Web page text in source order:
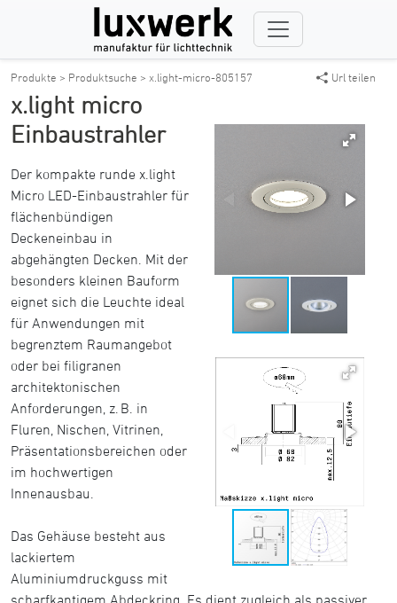
Produkte > Produktsuche > x.light-micro-805157 Url teilen
x.light micro
Einbaustrahler
Der kompakte runde x.light
Micro LED-Einbaustrahler für
flächenbündigen
Deckeneinbau in
abgehängten Decken. Mit der
besonders kleinen Bauform
eignet sich die Leuchte ideal
für Anwendungen mit
begrenztem Raumangebot
oder bei filigranen
architektonischen
Anforderungen, z. B. in
Fluren, Nischen, Vitrinen,
Präsentationsbereichen oder
im hochwertigen
Innenausbau.
Das Gehäuse besteht aus
lackiertem
Aluminiumdruckguss mit
scharfkantigem Abdeckring. Es dient zugleich als passiver